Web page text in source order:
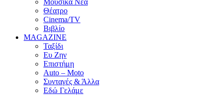
Θέατρο
Cinema/TV
Βιβλίο
MAGAZINE
Ταξίδι
Ευ Ζην
Επιστήμη
Auto – Moto
Συνταγές & Άλλα
Εδώ Γελάμε